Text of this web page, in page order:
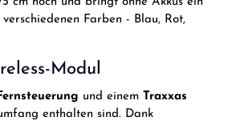
Farben - Blau, Rot,
Modul
und einem Traxxas
enthalten sind. Dank